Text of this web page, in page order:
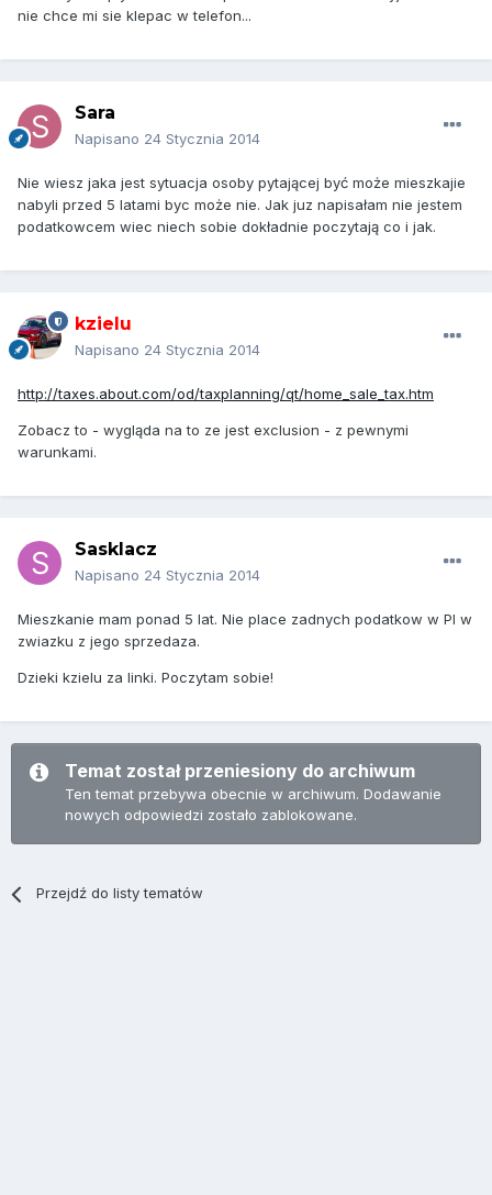
nie chce mi sie klepac w telefon...
Sara
Napisano 24 Stycznia 2014
Nie wiesz jaka jest sytuacja osoby pytającej być może mieszkajie
nabyli przed 5 latami byc może nie. Jak juz napisałam nie jestem
podatkowcem wiec niech sobie dokładnie poczytają co i jak.
kzielu
Napisano 24 Stycznia 2014
http://taxes.about.com/od/taxplanning/qt/home_sale_tax.htm
Zobacz to - wygląda na to ze jest exclusion - z pewnymi
warunkami.
Sasklacz
Napisano 24 Stycznia 2014
Mieszkanie mam ponad 5 lat. Nie place zadnych podatkow w Pl w
zwiazku z jego sprzedaza.
Dzieki kzielu za linki. Poczytam sobie!
Temat został przeniesiony do archiwum
Ten temat przebywa obecnie w archiwum. Dodawanie
nowych odpowiedzi zostało zablokowane.
Przejdź do listy tematów